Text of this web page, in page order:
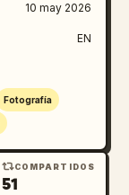
10 may 2026
EN
Fotografía
COMPARTIDOS
51